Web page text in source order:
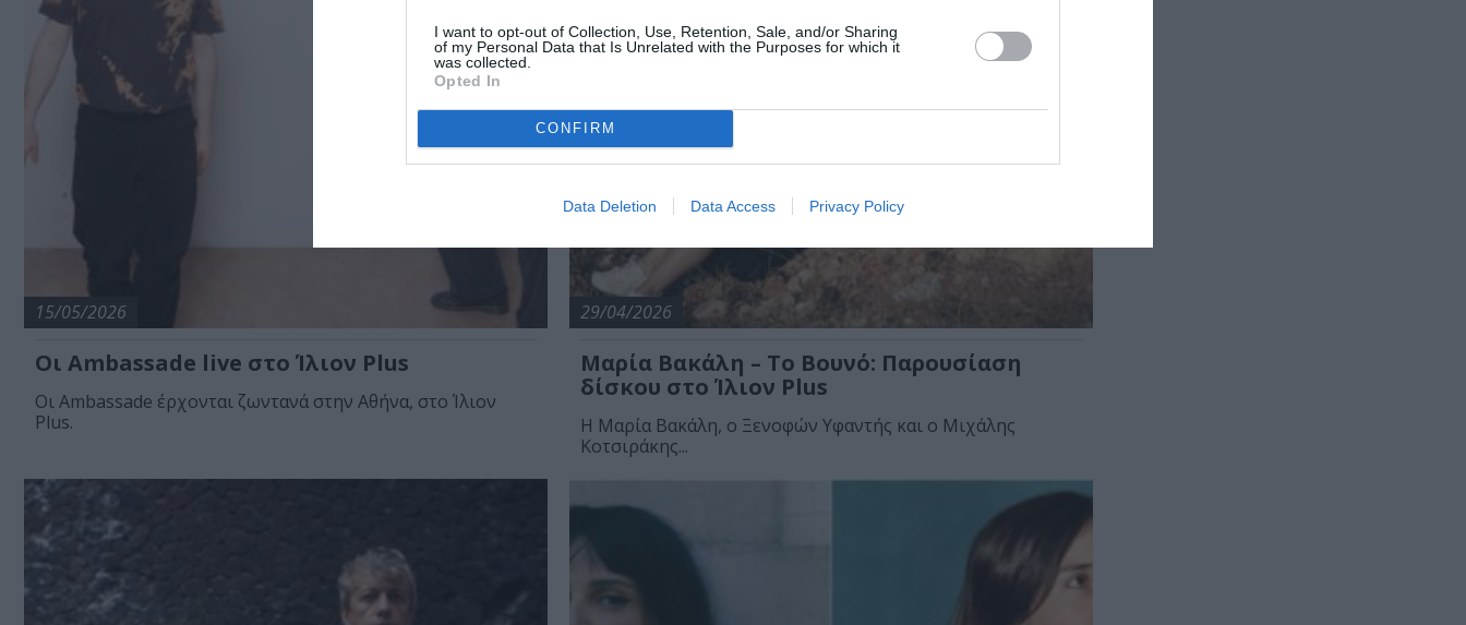
I want to opt-out of Collection, Use, Retention, Sale, and/or Sharing
of my Personal Data that Is Unrelated with the Purposes for which it
was collected.
Opted In
CONFIRM
Data Deletion Data Access Privacy Policy
15/05/2026
Οι Ambassade live στο Ίλιον Plus
Οι Ambassade έρχονται ζωντανά στην Αθήνα, στο Ίλιον
Plus.
29/04/2026
Μαρία Βακάλη – Το Βουνό: Παρουσίαση
δίσκου στο Ίλιον Plus
Η Μαρία Βακάλη, ο Ξενοφών Υφαντής και ο Μιχάλης
Κοτσιράκης...